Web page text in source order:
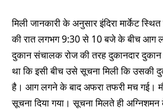
मिली जानकारी के अनुसार इंदिरा मार्केट
की रात लगभग 9:30 से 10 बजे के बीच आग
दुकान संचालक रोज की तरह दुकानदार
था कि इसी बीच उसे सूचना मिली कि उसकी
है। आग लगने के बाद अफरा तफरी मच गई।
सूचना दिया गया। सूचना मिलते ही